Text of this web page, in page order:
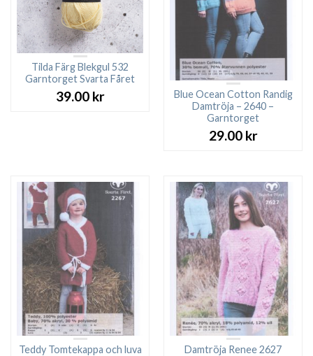
Tilda Färg Blekgul 532
Garntorget Svarta Fåret
39.00 kr
Blue Ocean Cotton Randig
Damtröja – 2640 –
Garntorget
29.00 kr
Teddy Tomtekappa och luva
Damtröja Renee 2627